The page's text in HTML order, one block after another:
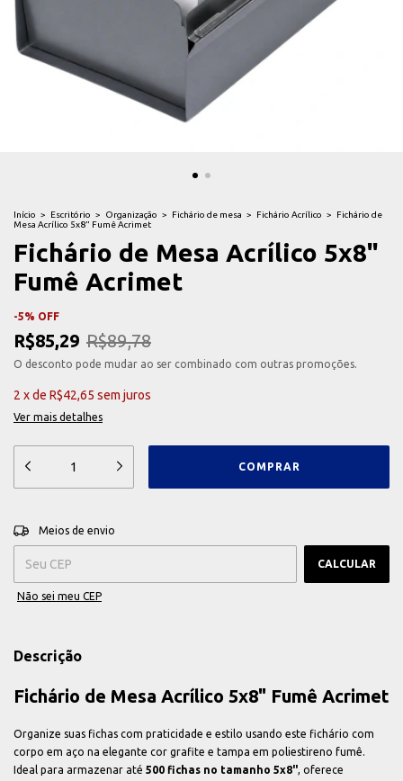
Início > Escritório > Organização > Fichário de mesa > Fichário Acrílico >
Fichário de
Mesa Acrílico 5x8" Fumê Acrimet
Fichário de Mesa Acrílico 5x8"
Fumê Acrimet
-5% OFF
R$85,29 R$89,78
O desconto pode mudar ao ser combinado com outras promoções.
2 xde R$42,65 sem juros
Ver mais detalhes
Entregas para o CEP:
Meios de envio
CALCULAR
Não sei meu CEP
Descrição
Fichário de Mesa Acrílico 5x8" Fumê Acrimet
Organize suas fichas com praticidade e estilo usando este fichário com
corpo em aço na elegante cor grafite e tampa em poliestireno fumê.
Ideal para armazenar até 500 fichas no tamanho 5x8", oferece